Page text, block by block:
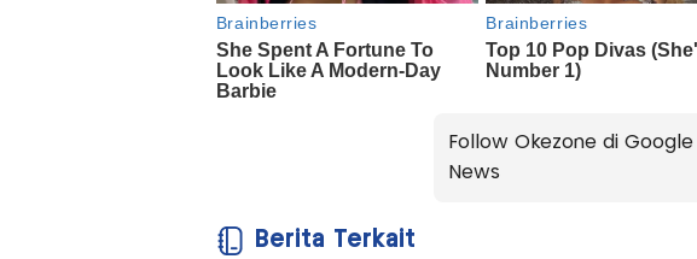
Follow Okezone di Google
News
Berita Terkait